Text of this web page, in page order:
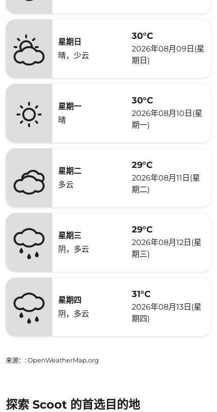
星期日
晴，少云
30°C
2026年08月09日(星
期日)
星期一
晴
30°C
2026年08月10日(星
期一)
星期二
多云
29°C
2026年08月11日(星
期二)
星期三
阴，多云
29°C
2026年08月12日(星
期三)
星期四
阴，多云
31°C
2026年08月13日(星
期四)
来源： : OpenWeatherMap.org
探索 Scoot 的首选目的地